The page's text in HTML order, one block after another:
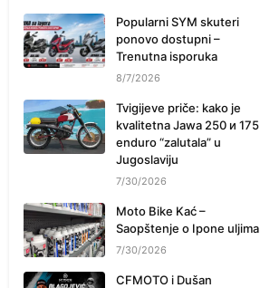
Popularni SYM skuteri
ponovo dostupni –
Trenutna isporuka
8/7/2026
Tvigijeve priče: kako je
kvalitetna Jawa 250 и 175
enduro “zalutala” u
Jugoslaviju
7/30/2026
Moto Bike Kać –
Saopštenje o Ipone uljima
7/30/2026
CFMOTO i Dušan